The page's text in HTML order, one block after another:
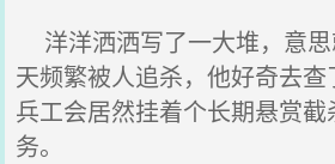
洋洋洒洒写了一大堆，意
天频繁被人追杀，他好奇去
兵工会居然挂着个长期悬赏
务。